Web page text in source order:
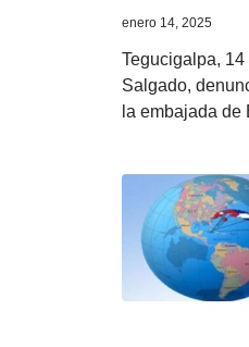
enero 14, 2025
Tegucigalpa,
Salgado,
la embajada